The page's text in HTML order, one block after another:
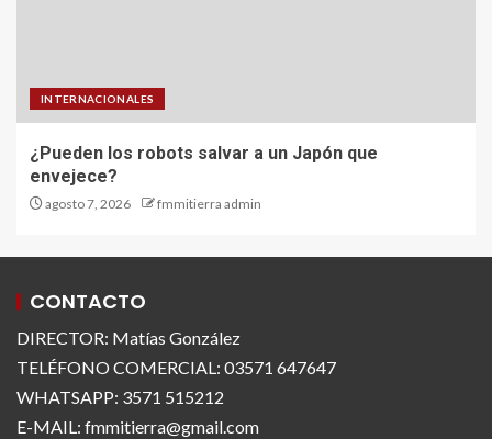
INTERNACIONALES
¿Pueden los robots salvar a un Japón que
envejece?
agosto 7, 2026 fmmitierra admin
CONTACTO
DIRECTOR: Matías González
TELÉFONO COMERCIAL: 03571 647647
WHATSAPP: 3571 515212
E-MAIL: fmmitierra@gmail.com